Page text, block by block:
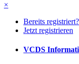
×
Bereits
Jetzt registrieren
VCDS